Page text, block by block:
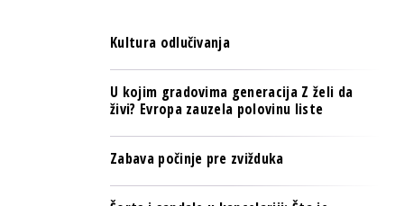
OSIGURANJE
TECH I AI
PULS REGIONA
TECH I AI
BIZNIS & SPORT
Kultura odlučivanja
U kojim gradovima generacija Z želi da
živi? Evropa zauzela polovinu liste
Zabava počinje pre zvižduka